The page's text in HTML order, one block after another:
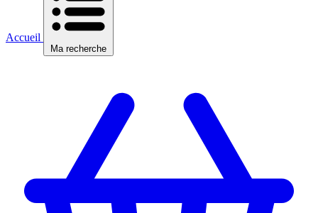
Accueil
Ma recherche